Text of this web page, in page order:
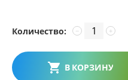
Количество: +
−
В КОРЗИНУ